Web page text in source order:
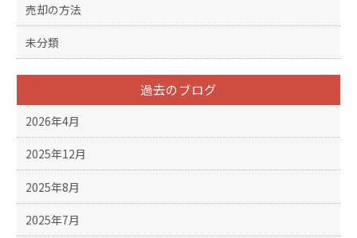
売却の方法
未分類
過去のブログ
2026年4月
2025年12月
2025年8月
2025年7月